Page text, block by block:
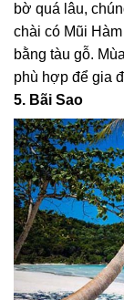
bờ quá lâu,
chài có Mũi
bằng tàu gỗ.
phù hợp để gia
5. Bãi Sao